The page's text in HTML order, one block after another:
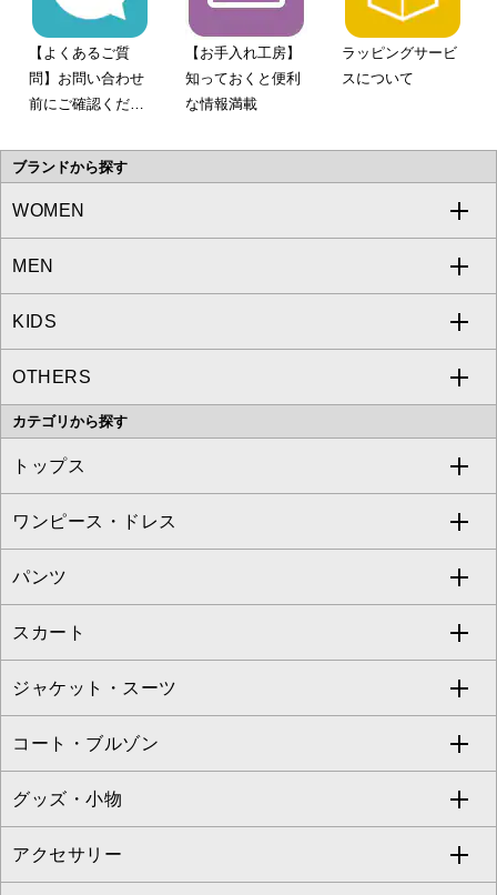
【よくあるご質
問】お問い合わせ
前にご確認くださ
【お手入れ工房】
知っておくと便利
な情報満載
ラッピングサービ
スについて
ブランドから探す
WOMEN
a.v.v
MICHEL KLEIN
MK MICHEL KLEIN
OFUON le MK
MEN
a.v.v
MICHEL KLEIN HOMME
MK MICHEL KLEIN HOMME
KIDS
a.v.v
OTHERS
MK MICHEL KLEIN BAG
カテゴリから探す
トップス
すべてのトップス
カットソー・Tシャツ
ブラウス・シャツ
ニット・セーター
カーディガン
アンサンブルセット
ベスト・ジレ
ワンピース・ドレス
すべてのワンピース・ドレス
ワンピース
ドレス
チュニック
ジャンパースカート
その他のワンピース・ドレス
パンツ
すべてのパンツ
フルレングスパンツ
クロップド・半端丈パンツ
ガウチョ・ワイドパンツ
ハーフ・ショート丈パンツ
スカート
すべてのスカート
ロング・マキシ丈スカート
ひざ丈スカート
ミモレ丈スカート
ジャケット・スーツ
すべてのジャケット・スーツ
テーラードジャケット
ノーカラージャケット
コート・ブルゾン
すべてのコート・ブルゾン
トレンチコート
グッズ・小物
すべてのグッズ・小物
アクセサリー